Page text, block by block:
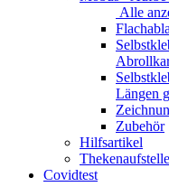
Alle
Längen
Zubehör
Hilfsartikel
Covidtest